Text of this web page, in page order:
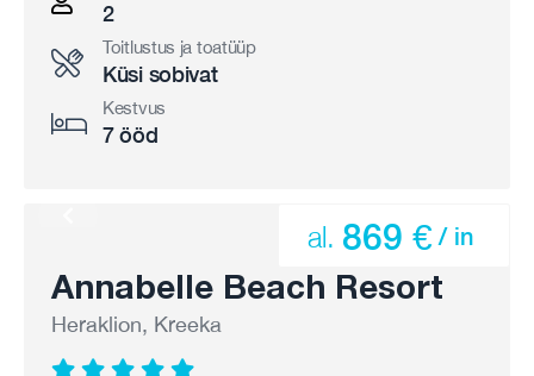
2
Toitlustus ja toatüüp
Küsi sobivat
Kestvus
7 ööd
Annabelle Beach Resort
Heraklion, Kreeka
al. 869 € / in